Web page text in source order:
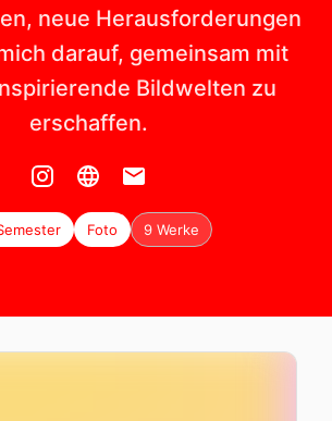
neue Herausforderungen
darauf, gemeinsam mit
Bildwelten zu
erschaffen.
Foto 9 Werke